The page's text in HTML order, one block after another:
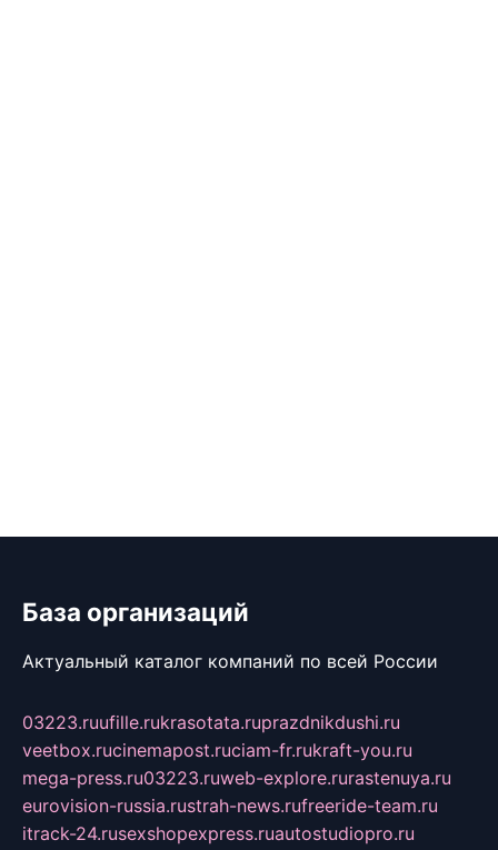
База организаций
Актуальный каталог компаний по всей России
03223.ruufille.rukrasotata.ruprazdnikdushi.ru
veetbox.rucinemapost.ruciam-fr.rukraft-you.ru
mega-press.ru03223.ruweb-explore.rurastenuya.ru
eurovision-russia.rustrah-news.rufreeride-team.ru
itrack-24.rusexshopexpress.ruautostudiopro.ru